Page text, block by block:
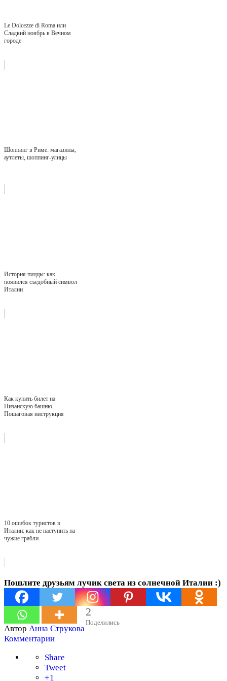
Le Dolcezze di Roma или
Сладкий ноябрь в Вечном
городе
Шоппинг в Риме: магазины,
аутлеты, шоппинг-улицы
История пиццы: как
появился съедобный символ
Италии
Как купить билет на
Пизанскую башню.
Пошаговая инструкция
10 ошибок туристов в
Италии: как не наступить на
чужие грабли
Пошлите друзьям лучик света из солнечной Италии :)
2
Поделились
Автор Анна Струкова
Комментарии
Share
Tweet
+1